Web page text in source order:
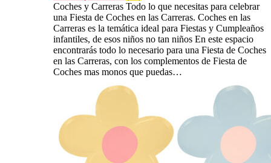
Coches y Carreras Todo lo que necesitas para celebrar
una Fiesta de Coches en las Carreras. Coches en las
Carreras es la temática ideal para Fiestas y Cumpleaños
infantiles, de esos niños no tan niños En este espacio
encontrarás todo lo necesario para una Fiesta de Coches
en las Carreras, con los complementos de Fiesta de
Coches mas monos que puedas…